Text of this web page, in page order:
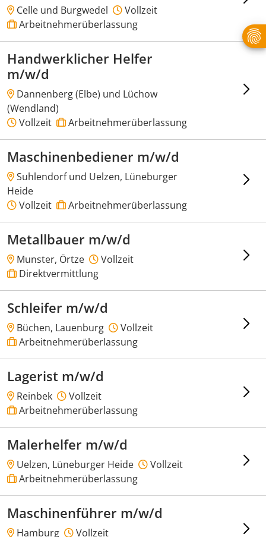
Celle und Burgwedel
Vollzeit
Arbeitnehmerüberlassung
Handwerklicher Helfer
m/w/d
Dannenberg (Elbe) und Lüchow
(Wendland)
Vollzeit
Arbeitnehmerüberlassung
Maschinenbediener m/w/d
Suhlendorf und Uelzen, Lüneburger
Heide
Vollzeit
Arbeitnehmerüberlassung
Metallbauer m/w/d
Munster, Örtze
Vollzeit
Direktvermittlung
Schleifer m/w/d
Büchen, Lauenburg
Vollzeit
Arbeitnehmerüberlassung
Lagerist m/w/d
Reinbek
Vollzeit
Arbeitnehmerüberlassung
Malerhelfer m/w/d
Uelzen, Lüneburger Heide
Vollzeit
Arbeitnehmerüberlassung
Maschinenführer m/w/d
Hamburg
Vollzeit